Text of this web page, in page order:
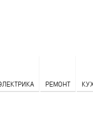
РЕМОНТ